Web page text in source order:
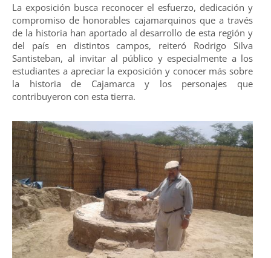
La exposición busca reconocer el esfuerzo, dedicación y
compromiso de honorables cajamarquinos que a través
de la historia han aportado al desarrollo de esta región y
del país en distintos campos, reiteró Rodrigo Silva
Santisteban, al invitar al público y especialmente a los
estudiantes a apreciar la exposición y conocer más sobre
la historia de Cajamarca y los personajes que
contribuyeron con esta tierra.